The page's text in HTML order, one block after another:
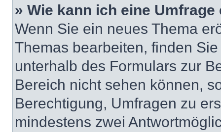
» Wie kann ich eine
Wenn Sie ein neues Thema
Themas bearbeiten, finden
unterhalb des Formulars zur
Bereich nicht sehen können,
Berechtigung, Umfragen zu
mindestens zwei